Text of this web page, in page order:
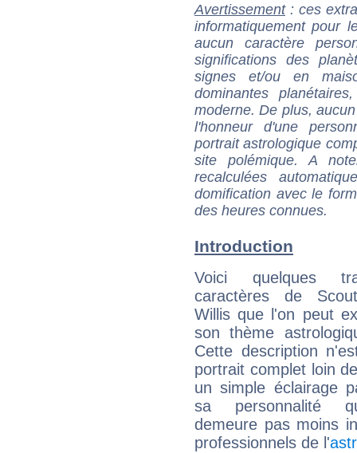
Avertissement: ces
informatiquement pour
aucun caractère
significations des
signes et/ou en
dominantes
moderne. De plus,
l'honneur d'une
portrait astrologique
site polémique. A
recalculées
domification avec le
des heures connues.
Introduction
Voici quelques
caractères de
Willis que l'on peut
son thème
Cette description
portrait complet loin
un simple éclairage
sa personnalité
demeure pas moins
professionnels de l'